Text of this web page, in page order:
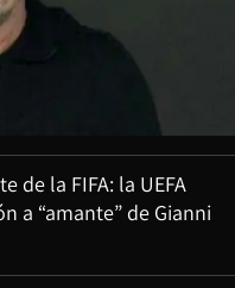
de la FIFA: la UEFA
a “amante” de Gianni